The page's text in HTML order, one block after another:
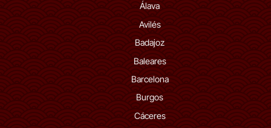
Álava
Avilés
Badajoz
Baleares
Barcelona
Burgos
Cáceres